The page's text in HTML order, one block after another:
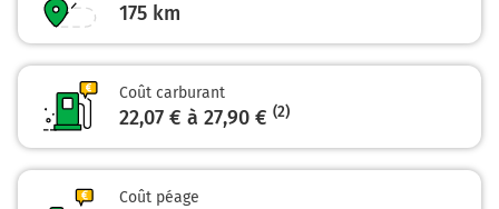
E402
A28
ABBEVILLE-CENTRE
LE HAVRE
ROUEN
145 km
175 km
Coût carburant
22,07 € à 27,90 € (2)
Coût péage